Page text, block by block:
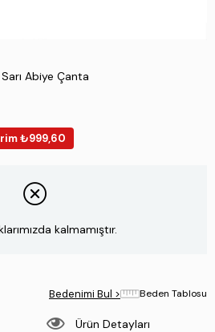
Abiye Çanta
₺999,60
kalmamıştır.
Bedenimi Bul > Beden Tablosu
Ürün Detayları